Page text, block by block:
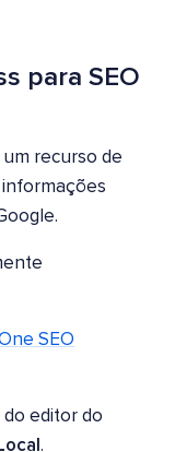
para SEO
um recurso de
SEO
do editor do
.